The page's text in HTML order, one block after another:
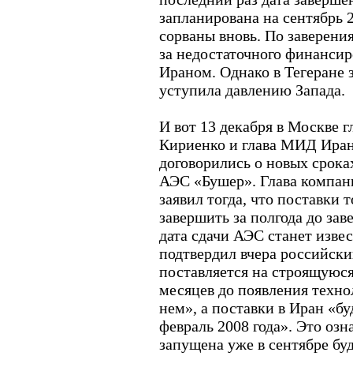
запланирована на сентябрь
сорваны вновь. По
за недостаточного
Ираном. Однако в Тегеране
уступила давлению Запада.
И вот 13 декабря в Москве
Кириенко и глава МИД
договорились о новых
АЭС «Бушер». Глава
заявил тогда, что поставки
завершить за полгода до
дата сдачи АЭС станет
подтвердил вчера
поставляется на
месяцев до появления
нем», а поставки в Иран
февраль 2008 года». Это
запущена уже в сентябре